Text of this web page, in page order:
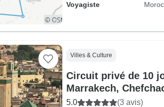
Voyagiste
Villes & Culture
Circuit privé de 10
Marrakech,
Sahara
5.0 (3 avis)